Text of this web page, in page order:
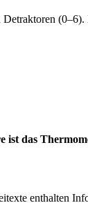
ist das
enthalten